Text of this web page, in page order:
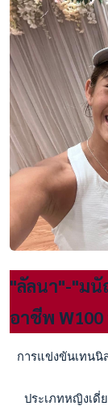
"ลัลนา"-"ม
อาชีพ
การแข่งขันเทน
ประเภทหญิงเดี่